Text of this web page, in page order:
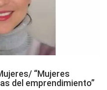
“Mujeres
del emprendimiento”